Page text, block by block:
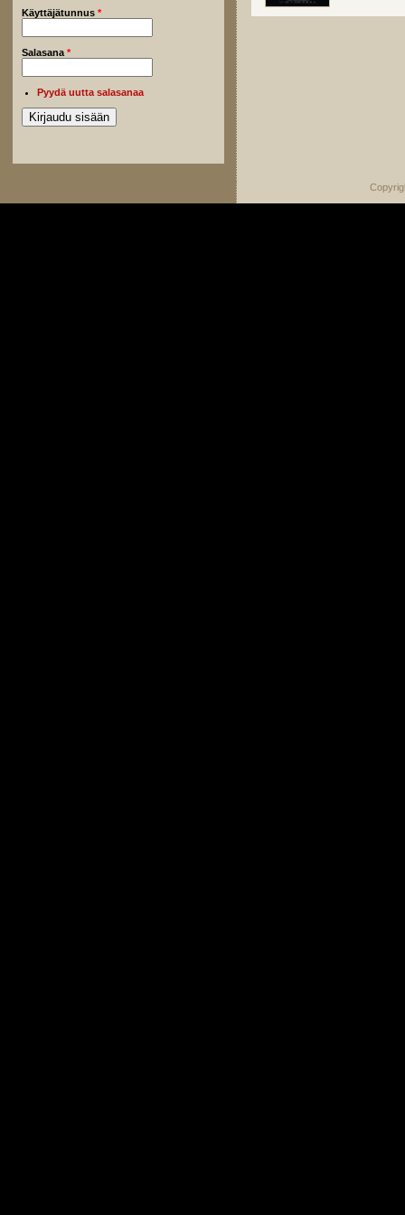
Käyttäjätunnus *
Salasana *
Pyydä uutta salasanaa